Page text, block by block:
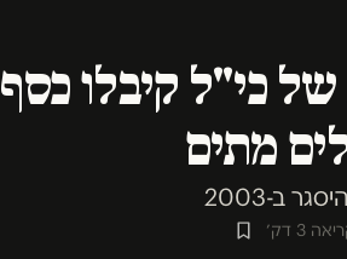
של כי"ל קיבלו כסף
מתים
ב-2003
3 דק׳